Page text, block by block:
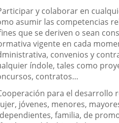
y colaborar en
asumir las competencias
que se deriven o sean
vigente en cada
convenios y
índole, tales como
contratos…
para el desarrollo
jóvenes, menores,
familia, de